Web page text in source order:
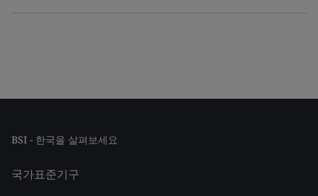
BSI - 한국을 살펴보세요
국가표준기구